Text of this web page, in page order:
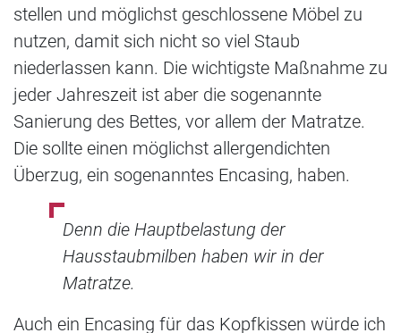
stellen und möglichst geschlossene Möbel zu
nutzen, damit sich nicht so viel Staub
niederlassen kann. Die wichtigste Maßnahme zu
jeder Jahreszeit ist aber die sogenannte
Sanierung des Bettes, vor allem der Matratze.
Die sollte einen möglichst allergendichten
Überzug, ein sogenanntes Encasing, haben.
Denn die Hauptbelastung der
Hausstaubmilben haben wir in der
Matratze.
Auch ein Encasing für das Kopfkissen würde ich